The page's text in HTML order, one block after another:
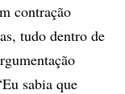
contração
tudo dentro de
sabia que